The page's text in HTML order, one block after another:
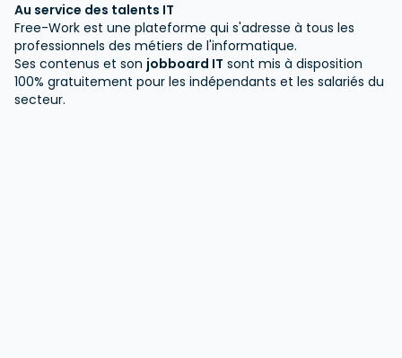
Au service des talents IT
Free-Work est une plateforme qui s'adresse à tous les
professionnels des métiers de l'informatique.
Ses contenus et son jobboard IT sont mis à disposition
100% gratuitement pour les indépendants et les salariés du
secteur.